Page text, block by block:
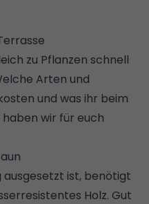
zu Pflanzen schnell
Arten und
und was ihr beim
wir für euch
ausgesetzt ist, benötigt
Holz. Gut